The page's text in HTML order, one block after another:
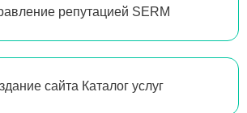
репутацией SERM
сайта Каталог услуг